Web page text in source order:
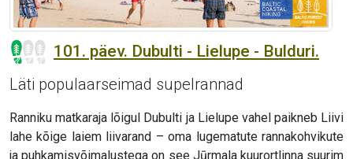
101. päev. Dubulti - Lielupe - Bulduri.
Läti populaarseimad supelrannad
Ranniku matkaraja lõigul Dubulti ja Lielupe vahel paikneb Liivi
lahe kõige laiem liivarand – oma lugematute rannakohvikute
ja puhkamisvõimalustega on see Jūrmala kuurortlinna suurim